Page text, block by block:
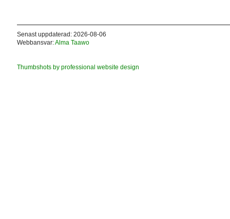
Senast uppdaterad: 2026-08-06
Webbansvar:Alma Taawo
Thumbshots by professional website design